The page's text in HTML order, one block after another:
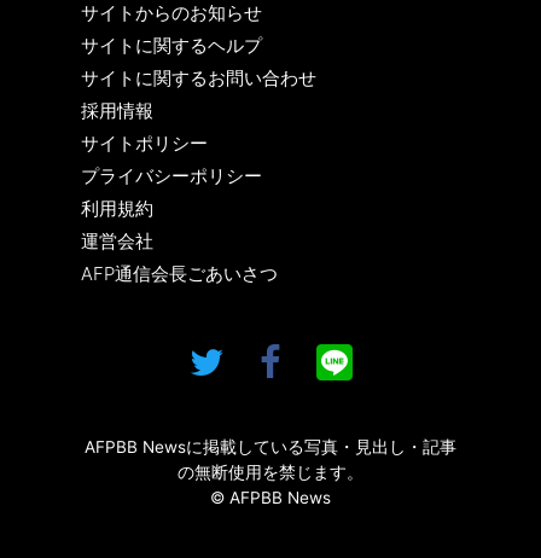
サイトからのお知らせ
サイトに関するヘルプ
サイトに関するお問い合わせ
採用情報
サイトポリシー
プライバシーポリシー
利用規約
運営会社
AFP通信会長ごあいさつ
AFPBB Newsに掲載している写真・見出し・記事
の無断使用を禁じます。
© AFPBB News